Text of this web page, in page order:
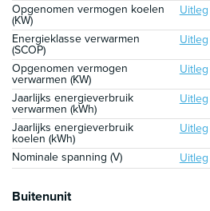
Opgenomen vermogen koelen
(KW)
Uitleg
Energieklasse verwarmen
(SCOP)
Uitleg
Opgenomen vermogen
verwarmen (KW)
Uitleg
Jaarlijks energieverbruik
verwarmen (kWh)
Uitleg
Jaarlijks energieverbruik
koelen (kWh)
Uitleg
Nominale spanning (V)
Uitleg
Buitenunit